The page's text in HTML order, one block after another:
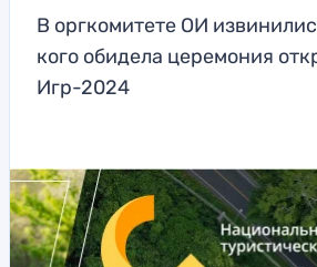
В оргкомитете ОИ
кого обидела церемония
Игр-2024